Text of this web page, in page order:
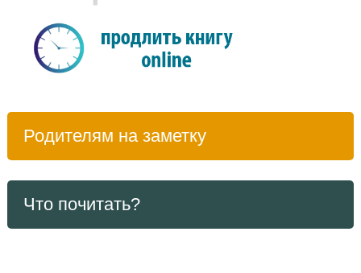
Родителям на заметку
Что почитать?